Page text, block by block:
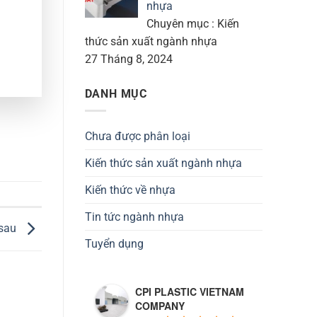
nhựa
Chuyên mục : Kiến
thức sản xuất ngành nhựa
27 Tháng 8, 2024
DANH MỤC
Chưa được phân loại
Kiến thức sản xuất ngành nhựa
Kiến thức về nhựa
Tin tức ngành nhựa
Tuyển dụng
CPI PLASTIC VIETNAM
COMPANY